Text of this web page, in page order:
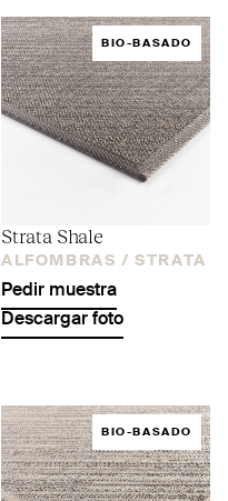
BIO-BASADO
Strata Shale
ALFOMBRAS / STRATA
Pedir muestra
Descargar foto
BIO-BASADO